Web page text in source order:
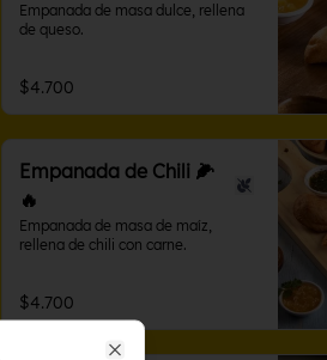
Empanada de masa dulce, rellena
de queso.
$4.700
Empanada de Chili 🌽
🔥
Empanada de masa de maíz,
rellena de chili con carne.
$4.700